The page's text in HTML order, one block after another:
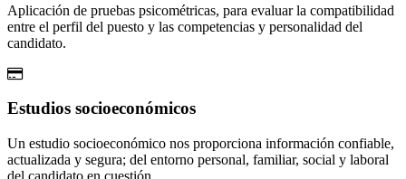
Aplicación de pruebas psicométricas, para evaluar la compatibilidad
entre el perfil del puesto y las competencias y personalidad del
candidato.
Estudios socioeconómicos
Un estudio socioeconómico nos proporciona información confiable,
actualizada y segura; del entorno personal, familiar, social y laboral
del candidato en cuestión.